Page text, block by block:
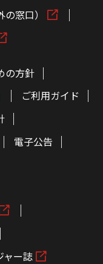
窓口）
の方針
ご利用ガイド
電子公告
ャー誌